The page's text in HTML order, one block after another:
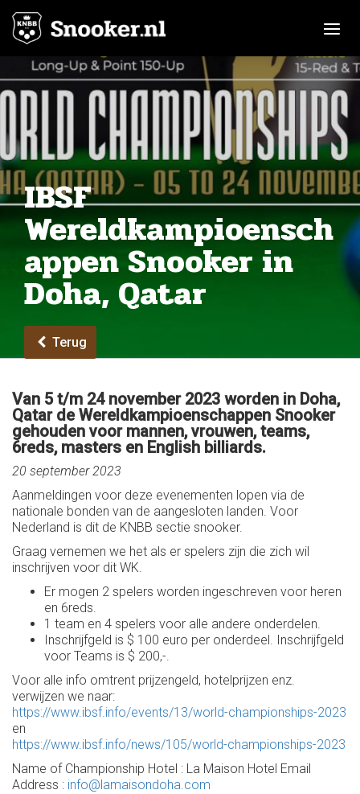
IBSF
Wereldkampioensch
appen Snooker in
Doha, Qatar
Terug
Van 5 t/m 24 november 2023 worden in Doha,
Qatar de Wereldkampioenschappen Snooker
gehouden voor mannen, vrouwen, teams,
6reds, masters en English billiards.
20 september 2023
Aanmeldingen voor deze evenementen lopen via de
nationale bonden van de aangesloten landen. Voor
Nederland is dit de KNBB sectie snooker.
Graag vernemen we het als er spelers zijn die zich wil
inschrijven voor dit WK.
Er mogen 2 spelers worden ingeschreven voor heren
en 6reds.
1 team en 4 spelers voor alle andere onderdelen.
Inschrijfgeld is $ 100 euro per onderdeel. Inschrijfgeld
voor Teams is $ 200,-.
Voor alle info omtrent prijzengeld, hotelprijzen enz.
verwijzen we naar:
https://www.ibsf.info/events/13/world-championships-2023
en
https://www.ibsf.info/news/105/world-championships-2023
Name of Championship Hotel : La Maison Hotel Email
Address : info@lamaisondoha.com